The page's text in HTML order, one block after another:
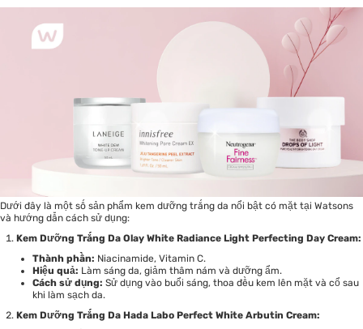
Dưới đây là một số sản phẩm kem dưỡng trắng da nổi bật có mặt tại Watsons
và hướng dẫn cách sử dụng:
Kem Dưỡng Trắng Da Olay White Radiance Light Perfecting Day Cream:
Thành phần: Niacinamide, Vitamin C.
Hiệu quả: Làm sáng da, giảm thâm nám và dưỡng ẩm.
Cách sử dụng: Sử dụng vào buổi sáng, thoa đều kem lên mặt và cổ sau
khi làm sạch da.
Kem Dưỡng Trắng Da Hada Labo Perfect White Arbutin Cream: